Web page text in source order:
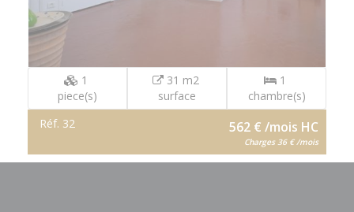
1
piece(s)
31 m2
surface
1
chambre(s)
Réf. 32
562 € /mois HC
Charges 36 € /mois